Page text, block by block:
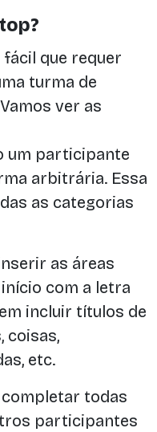
que requer
turma de
ver as
um participante
arbitrária. Essa
as categorias
as áreas
com a letra
incluir títulos de
coisas,
etc.
todas
participantes